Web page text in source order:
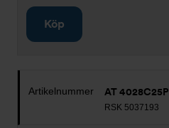
Köp
AT 4028C25P
RSK 5037193